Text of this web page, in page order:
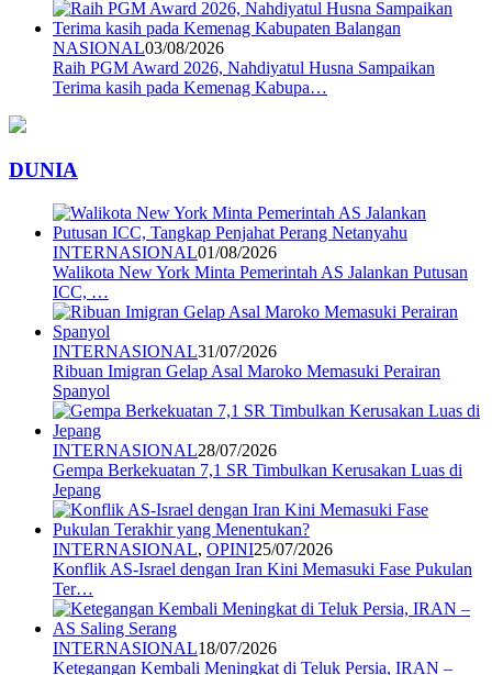
NASIONAL03/08/2026
Raih PGM Award 2026, Nahdiyatul Husna Sampaikan
Terima kasih pada Kemenag Kabupa…
DUNIA
INTERNASIONAL01/08/2026
Walikota New York Minta Pemerintah AS Jalankan Putusan
ICC, …
INTERNASIONAL31/07/2026
Ribuan Imigran Gelap Asal Maroko Memasuki Perairan
Spanyol
INTERNASIONAL28/07/2026
Gempa Berkekuatan 7,1 SR Timbulkan Kerusakan Luas di
Jepang
INTERNASIONAL, OPINI25/07/2026
Konflik AS-Israel dengan Iran Kini Memasuki Fase Pukulan
Ter…
INTERNASIONAL18/07/2026
Ketegangan Kembali Meningkat di Teluk Persia, IRAN –